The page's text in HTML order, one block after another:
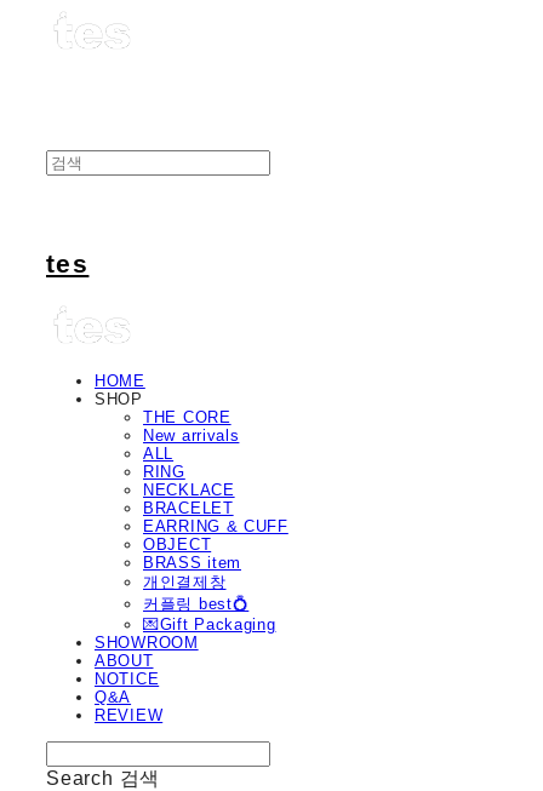
tes
HOME
SHOP
THE CORE
New arrivals
ALL
RING
NECKLACE
BRACELET
EARRING & CUFF
OBJECT
BRASS item
개인결제창
커플링 best💍
💌Gift Packaging
SHOWROOM
ABOUT
NOTICE
Q&A
REVIEW
Search 검색